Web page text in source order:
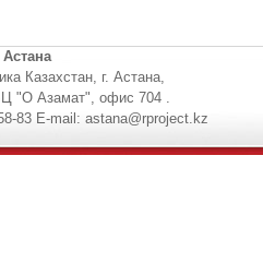
Астана
Казахстан, г. Астана,
"О Азамат", офис 704 .
83 E-mail: astana@rproject.kz